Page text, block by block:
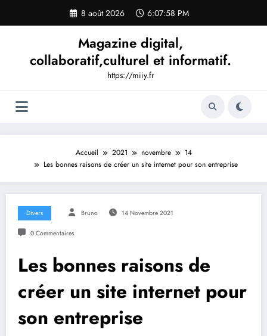
contenu
8 août 2026 6:07:59 PM
Magazine digital,
collaboratif,culturel et informatif.
https://miiy.fr
Accueil 2021 novembre
14
Les bonnes raisons de créer un site internet pour son entreprise
Divers Bruno 14 Novembre 2021
0 Commentaires
Les bonnes raisons de
créer un site internet pour
son entreprise